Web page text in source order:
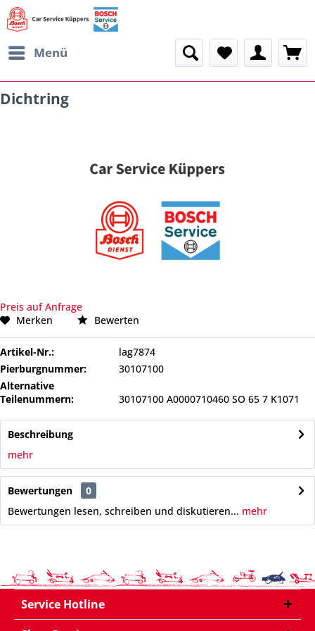
Menü
Dichtring
Preis auf Anfrage
Merken
Bewerten
Artikel-Nr.:
lag7874
Pierburgnummer:
30107100
Alternative
Teilenummern:
30107100 A0000710460 SO 65 7 K1071
Beschreibung
mehr
Bewertungen
0
Bewertungen lesen, schreiben und diskutieren... mehr
Service Hotline